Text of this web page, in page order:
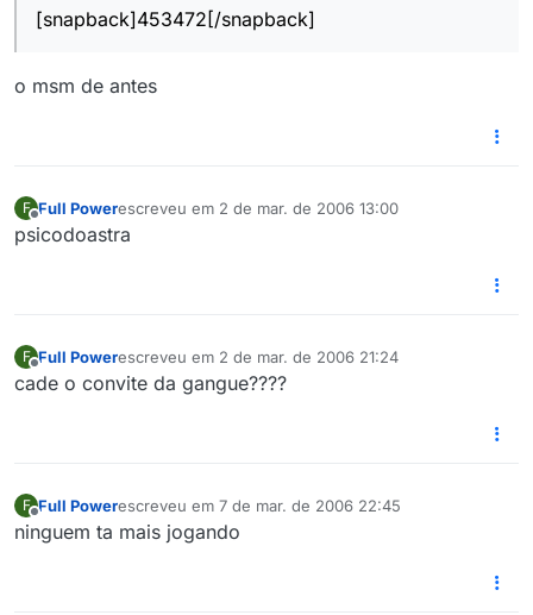
[snapback]453472[/snapback]
o msm de antes
F
Offline
Full Powerescreveu em 2 de mar. de 2006 13:00
última edição por
psicodoastra
F
Offline
Full Powerescreveu em 2 de mar. de 2006 21:24
última edição por
cade o convite da gangue????
F Full Powerescreveu em 7 de mar. de 2006 22:45
última edição por
ninguem ta mais jogando